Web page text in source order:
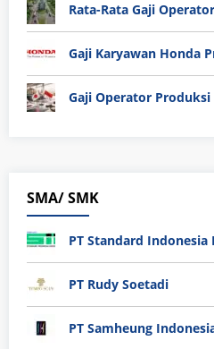
SMA/ SMK
PT Standard Indonesia
PT Rudy Soetadi
PT Samheung